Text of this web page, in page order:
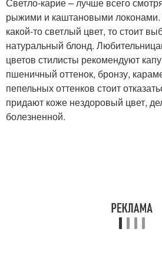
рыжими и каштановыми локонами.
какой-то светлый цвет, то стоит
натуральный блонд.
цветов стилисты рекомендуют
пшеничный оттенок, бронзу,
пепельных оттенков стоит
придают коже нездоровый цвет,
болезненной.